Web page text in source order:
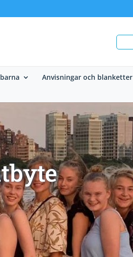
Anvisningar och blanketter